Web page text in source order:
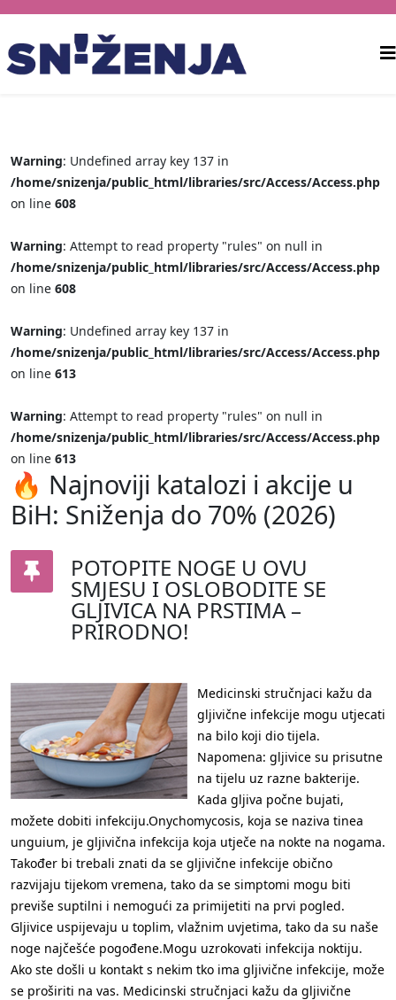
Warning: Undefined array key 137 in
/home/snizenja/public_html/libraries/src/Access/Access.php
on line 608
Warning: Attempt to read property "rules" on null in
/home/snizenja/public_html/libraries/src/Access/Access.php
on line 608
Warning: Undefined array key 137 in
/home/snizenja/public_html/libraries/src/Access/Access.php
on line 613
Warning: Attempt to read property "rules" on null in
/home/snizenja/public_html/libraries/src/Access/Access.php
on line 613
🔥 Najnoviji katalozi i akcije u
BiH: Sniženja do 70% (2026)
POTOPITE NOGE U OVU
SMJESU I OSLOBODITE SE
GLJIVICA NA PRSTIMA –
PRIRODNO!
Medicinski stručnjaci kažu da
gljivične infekcije mogu utjecati
na bilo koji dio tijela.
Napomena: gljivice su prisutne
na tijelu uz razne bakterije.
Kada gljiva počne bujati,
možete dobiti infekciju.Onychomycosis, koja se naziva tinea
unguium, je gljivična infekcija koja utječe na nokte na nogama.
Također bi trebali znati da se gljivične infekcije obično
razvijaju tijekom vremena, tako da se simptomi mogu biti
previše suptilni i nemogući za primijetiti na prvi pogled.
Gljivice uspijevaju u toplim, vlažnim uvjetima, tako da su naše
noge najčešće pogođene.Mogu uzrokovati infekcija noktiju.
Ako ste došli u kontakt s nekim tko ima gljivične infekcije, može
se proširiti na vas. Medicinski stručnjaci kažu da gljivične